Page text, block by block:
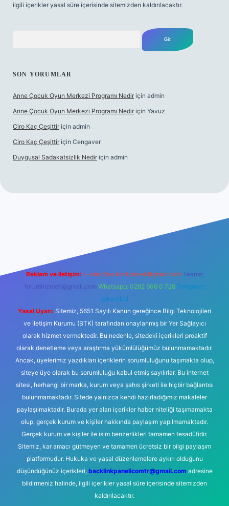
ilgili içerikler yasal süre içerisinde sitemizden kaldırılacaktır.
SON YORUMLAR
Anne Çocuk Oyun Merkezi Programı Nedir için admin
Anne Çocuk Oyun Merkezi Programı Nedir için Yavuz
Ciro Kaç Çeşittir için admin
Ciro Kaç Çeşittir için Cengaver
Duygusal Sadakatsizlik Nedir için admin
elexbetgiris.org
Reklam ve İletişim: E-mail: backlinkpaneli@gmail.com Teams:
forumhizmeti@gmail.com Whatsapp: 0262 606 0 726 Telegram:
@karabul
Yasal Uyarı: Sitemiz, 5651 Sayılı Kanun gereğince Bilgi Teknolojileri
ve İletişim Kurumu (BTK) tarafından onaylanmış bir Yer Sağlayıcı
olarak hizmet vermektedir. Bu nedenle, sitedeki içerikleri proaktif
olarak denetleme veya araştırma yükümlülüğümüz bulunmamaktadır.
Ancak, üyelerimiz yazdıkları içeriklerin sorumluluğunu taşımakta olup,
siteye üye olarak bu sorumluluğu kabul etmiş sayılırlar. Bu internet
sitesi, herhangi bir marka, kurum veya şahıs şirketi ile hiçbir bağlantısı
bulunmamaktadır. Sitede yalnızca kendi hazırladığımız makaleler
paylaşılmaktadır. Burada yer alan içerikler haber niteliği taşımamakta
olup, gerçek kurum ve kişiler hakkında paylaşım yapılmamaktadır.
Gerçek kurum ve kişiler ile isim benzerlikleri tamamen tesadüfidir.
Sitemiz, kar amacı gütmeyen ve tamamen ücretsiz bir bilgi paylaşım
platformudur. Hukuka ve yasal düzenlemelere aykırı olduğunu
düşündüğünüz içerikleri, backlinkpanelicomtr@gmail.comadresine
bildirmeniz halinde, ilgili içerikler yasal süre içerisinde sitemizden
kaldırılacaktır.